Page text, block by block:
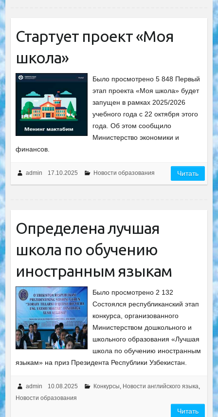
Стартует проект «Моя
школа»
Было просмотрено 5 848 Первый
этап проекта «Моя школа» будет
запущен в рамках 2025/2026
учебного года с 22 октября этого
года. Об этом сообщило
Министерство экономики и
финансов.
admin 17.10.2025 Новости образования Читать
Определена лучшая
школа по обучению
иностранным языкам
Было просмотрено 2 132
Состоялся республиканский этап
конкурса, организованного
Министерством дошкольного и
школьного образования «Лучшая
школа по обучению иностранным
языкам» на приз Президента Республики Узбекистан.
admin 10.08.2025 Конкурсы, Новости английского языка,
Новости образования
Читать